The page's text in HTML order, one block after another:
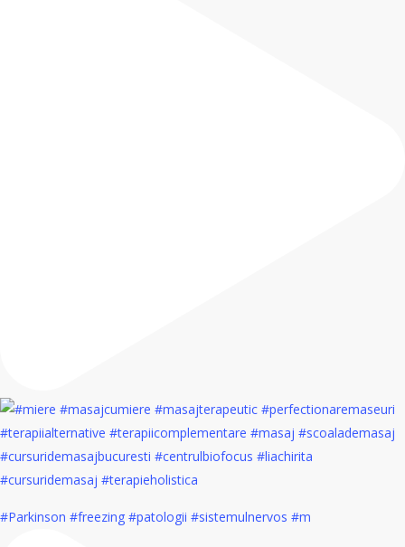
#Parkinson #freezing #patologii #sistemulnervos #m